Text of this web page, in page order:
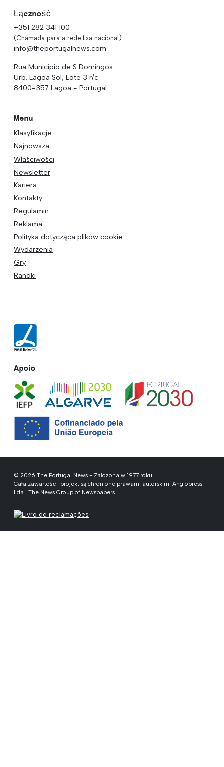
Łączność
+351 282 341 100
(Chamada para a rede fixa nacional)
info@theportugalnews.com
Rua Municipio de S Domingos
Urb. Lagoa Sol, Lote 3 r/c
8400-357 Lagoa - Portugal
Menu
Klasyfikacje
Najnowsza
Właściwości
Newsletter
Kariera
Kontakty
Regulamin
Reklama
Polityka dotycząca plików cookie
Wydarzenia
Gry
Randki
Apoio
© 2026 The Portugal News - Założona w 1977 roku
Cała zawartość i projekt są chronione prawami autorskimi Anglopress
Lda i The News Group of Newspapers